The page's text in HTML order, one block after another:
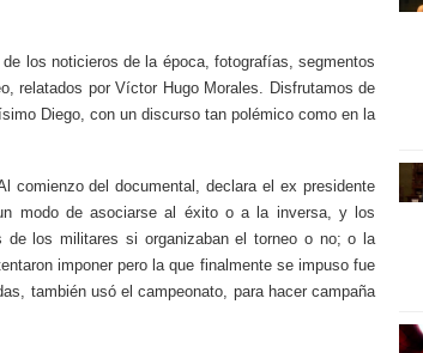
los noticieros de la época, fotografías, segmentos
relatados por Víctor Hugo Morales. Disfrutamos de
Diego, con un discurso tan polémico como en la
comienzo del documental, declara el ex presidente
modo de asociarse al éxito o a la inversa, y los
de los militares si organizaban el torneo o no; o la
imponer pero la que finalmente se impuso fue
también usó el campeonato, para hacer campaña